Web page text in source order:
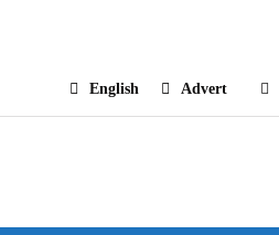
Advert
English